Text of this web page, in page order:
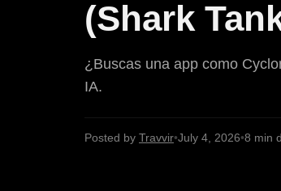
(Shark
¿Buscas una app como
IA.
Posted by Travvir•July 4, 2026•8 min